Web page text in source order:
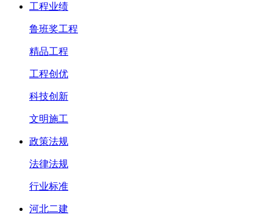
工程业绩
鲁班奖工程
精品工程
工程创优
科技创新
文明施工
政策法规
法律法规
行业标准
河北二建